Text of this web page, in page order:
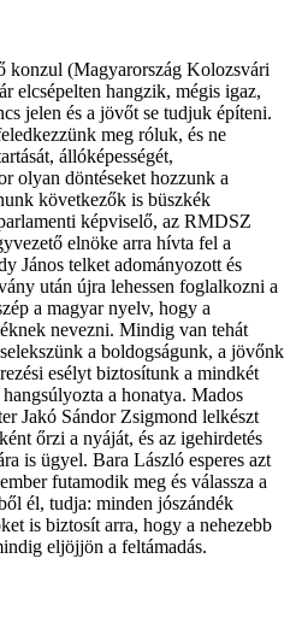
(Magyarország Kolozsvári
elcsépelten hangzik, mégis igaz,
jelen és a jövőt se tudjuk építeni.
meg róluk, és ne
állóképességét,
olyan döntéseket hozzunk a
következők is büszkék
képviselő, az RMDSZ
elnöke arra hívta fel a
János telket adományozott és
után újra lehessen foglalkozni a
a magyar nyelv, hogy a
nevezni. Mindig van tehát
a boldogságunk, a jövőnk
esélyt biztosítunk a mindkét
a honatya. Mados
Jakó Sándor Zsigmond lelkészt
őrzi a nyáját, és az igehirdetés
is ügyel. Bara László esperes azt
futamodik meg és válassza a
él, tudja: minden jószándék
is biztosít arra, hogy a nehezebb
eljöjjön a feltámadás.